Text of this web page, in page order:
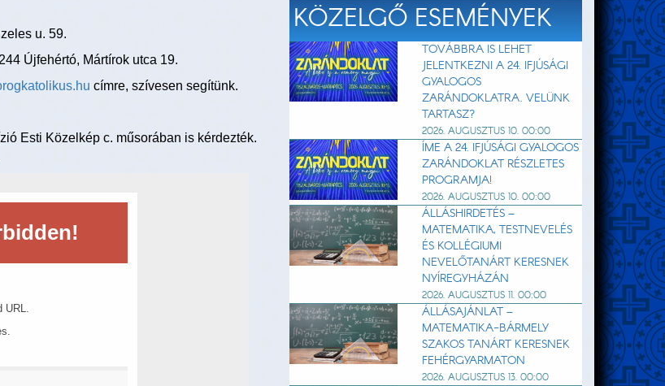
u. 59.
Újfehértó, Mártírok utca 19.
címre, szívesen segítünk.
Esti Közelkép c. műsorában is kérdezték.
KÖZELGŐ ESEMÉNYEK
TOVÁBBRA IS LEHET
JELENTKEZNI A 24. IFJÚSÁGI
GYALOGOS
ZARÁNDOKLATRA. VELÜNK
TARTASZ?
2026. AUGUSZTUS 10. 00:00
ÍME A 24. IFJÚSÁGI GYALOGOS
ZARÁNDOKLAT RÉSZLETES
PROGRAMJA!
2026. AUGUSZTUS 10. 00:00
ÁLLÁSHIRDETÉS –
MATEMATIKA, TESTNEVELÉS
ÉS KOLLÉGIUMI
NEVELŐTANÁRT KERESNEK
NYÍREGYHÁZÁN
2026. AUGUSZTUS 11. 00:00
ÁLLÁSAJÁNLAT –
MATEMATIKA-BÁRMELY
SZAKOS TANÁRT KERESNEK
FEHÉRGYARMATON
2026. AUGUSZTUS 13. 00:00